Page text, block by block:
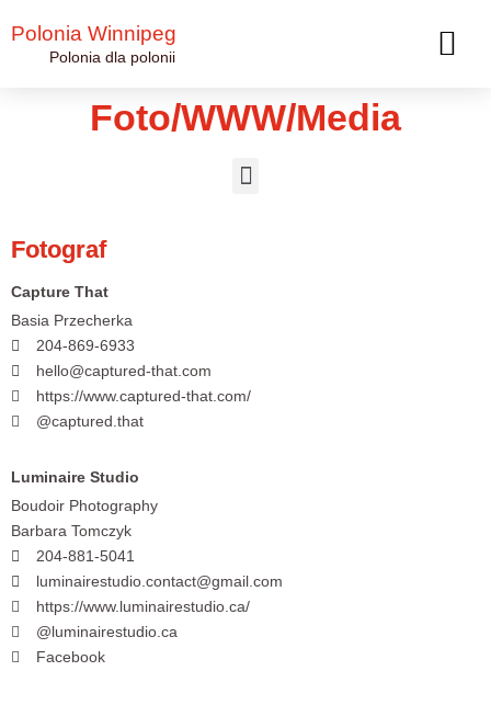
Polonia Winnipeg
Polonia dla polonii
Foto/WWW/Media
Fotograf
Capture That
Basia Przecherka
204-869-6933
hello@captured-that.com
https://www.captured-that.com/
@captured.that
Luminaire Studio
Boudoir Photography
Barbara Tomczyk
204-881-5041
luminairestudio.contact@gmail.com
https://www.luminairestudio.ca/
@luminairestudio.ca
Facebook